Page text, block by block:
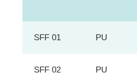
SFF 01 PU
SFF 02 PU